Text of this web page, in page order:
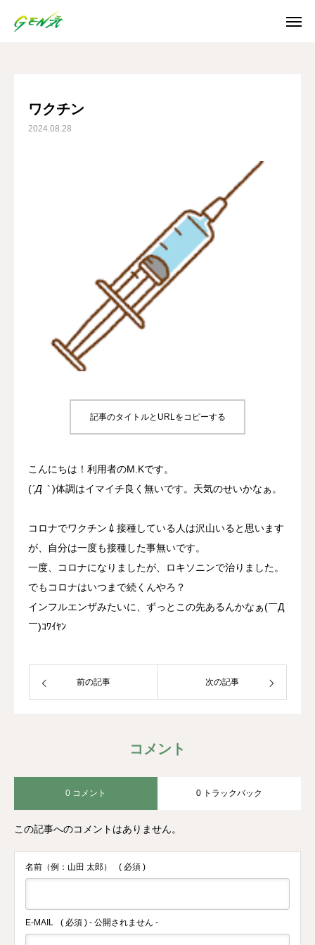
ブログ
ワクチン
2024.08.28
記事のタイトルとURLをコピーする
こんにちは！利用者のM.Kです。
(´Д｀)体調はイマイチ良く無いです。天気のせいかなぁ。
コロナでワクチン💉接種している人は沢山いると思います
が、自分は一度も接種した事無いです。
一度、コロナになりましたが、ロキソニンで治りました。
でもコロナはいつまで続くんやろ？
インフルエンザみたいに、ずっとこの先あるんかなぁ(￣Д
￣)ｺﾜｲﾔﾝ
前の記事 次の記事
コメント
0 コメント 0 トラックバック
この記事へのコメントはありません。
名前（例：山田 太郎） ( 必須 )
E-MAIL ( 必須 ) - 公開されません -
Instagram
Youtube
プロジェクト